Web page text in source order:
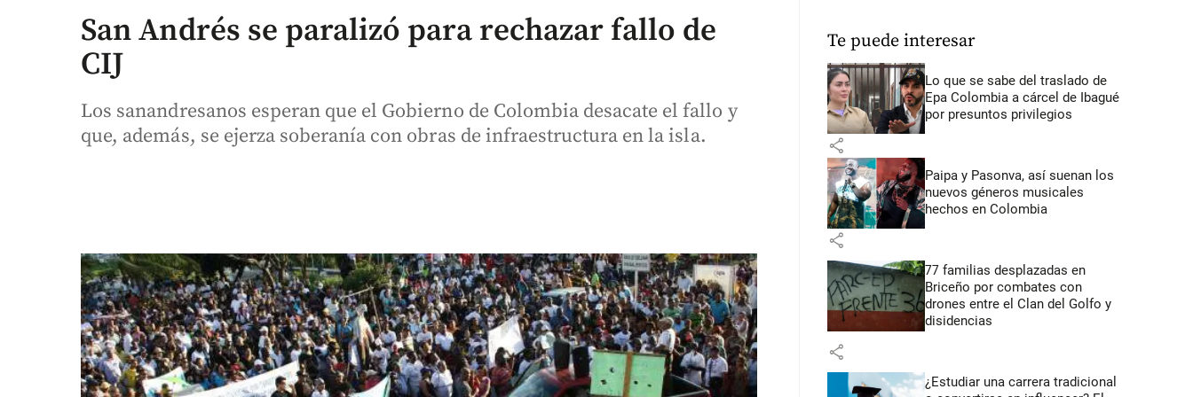
San Andrés se paralizó para rechazar fallo de
CIJ
Los sanandresanos esperan que el Gobierno de Colombia desacate el fallo y
que, además, se ejerza soberanía con obras de infraestructura en la isla.
Te puede interesar
Lo que se sabe del traslado de
Epa Colombia a cárcel de Ibagué
por presuntos privilegios
share
Paipa y Pasonva, así suenan los
nuevos géneros musicales
hechos en Colombia
share
77 familias desplazadas en
Briceño por combates con
drones entre el Clan del Golfo y
disidencias
share
¿Estudiar una carrera tradicional